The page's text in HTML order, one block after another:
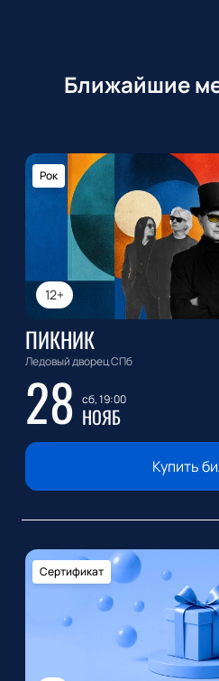
Ближайшие
12+
Рок
ПИКНИК
Ледовый дворец СПб
28 сб, 19:00
НОЯБ
Купить
Сертификат